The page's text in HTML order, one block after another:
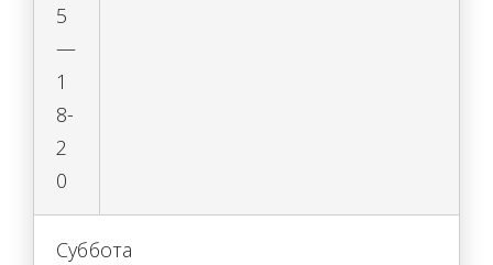
5
—
1
8-
2
0
Суббота